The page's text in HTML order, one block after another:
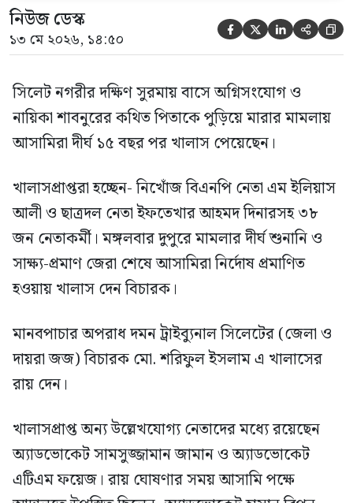
নিউজ ডেস্ক
১৩ মে ২০২৬, ১৪:৫০     
সিলেট নগরীর দক্ষিণ সুরমায় বাসে অগ্নিসংযোগ ও
নায়িকা শাবনুরের কথিত পিতাকে পুড়িয়ে মারার মামলায়
আসামিরা দীর্ঘ ১৫ বছর পর খালাস পেয়েছেন।
খালাসপ্রাপ্তরা হচ্ছেন- নিখোঁজ বিএনপি নেতা এম ইলিয়াস
আলী ও ছাত্রদল নেতা ইফতেখার আহমদ দিনারসহ ৩৮
জন নেতাকর্মী। মঙ্গলবার দুপুরে মামলার দীর্ঘ শুনানি ও
সাক্ষ্য-প্রমাণ জেরা শেষে আসামিরা নির্দোষ প্রমাণিত
হওয়ায় খালাস দেন বিচারক।
মানবপাচার অপরাধ দমন ট্রাইব্যুনাল সিলেটের (জেলা ও
দায়রা জজ) বিচারক মো. শরিফুল ইসলাম এ খালাসের
রায় দেন।
খালাসপ্রাপ্ত অন্য উল্লেখযোগ্য নেতাদের মধ্যে রয়েছেন
অ্যাডভোকেট সামসুজ্জামান জামান ও অ্যাডভোকেট
এটিএম ফয়েজ। রায় ঘোষণার সময় আসামি পক্ষে